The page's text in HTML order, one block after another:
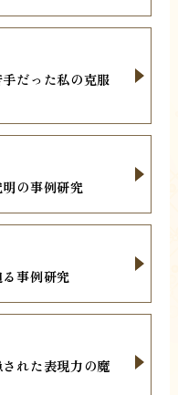
だった私の克服
の事例研究
事例研究
れた表現力の魔